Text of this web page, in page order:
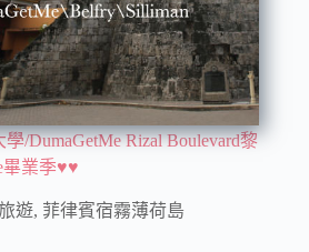
/DumaGetMe Rizal Boulevard黎
畢業季♥♥
遊, 菲律賓宿霧薄荷島